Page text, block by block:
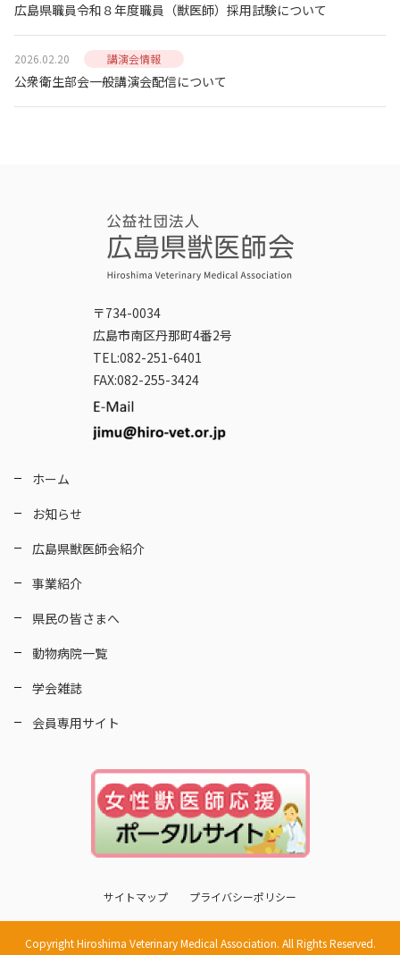
広島県職員令和８年度職員（獣医師）採用試験について
2026.02.20 講演会情報
公衆衛生部会一般講演会配信について
〒734-0034
広島市南区丹那町4番2号
TEL:082-251-6401
FAX:082-255-3424
ホーム
お知らせ
広島県獣医師会紹介
事業紹介
県民の皆さまへ
動物病院一覧
学会雑誌
会員専用サイト
サイトマップ プライバシーポリシー
Copyright Hiroshima Veterinary Medical Association. All Rights Reserved.